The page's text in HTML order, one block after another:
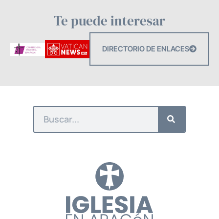
Te puede interesar
DIRECTORIO DE ENLACES